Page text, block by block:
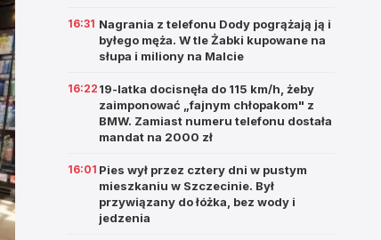
16:31 Nagrania z telefonu Dody pogrążają ją i
byłego męża. W tle Żabki kupowane na
słupa i miliony na Malcie
16:22 19-latka docisnęła do 115 km/h, żeby
zaimponować „fajnym chłopakom" z
BMW. Zamiast numeru telefonu dostała
mandat na 2000 zł
16:01 Pies wył przez cztery dni w pustym
mieszkaniu w Szczecinie. Był
przywiązany do łóżka, bez wody i
jedzenia